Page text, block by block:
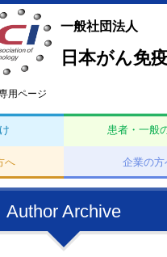
一般社団法人
日本がん免
用ページ
患者・一般
へ 企業の方
Author Archive